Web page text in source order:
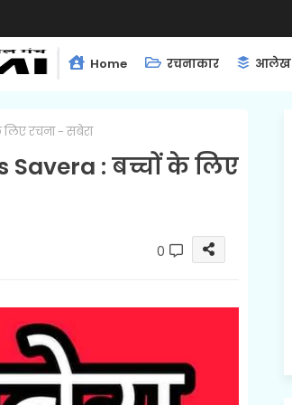
Home रचनाकार आलेख
रचना - सबेरा
Savera : बच्चों के लिए
0